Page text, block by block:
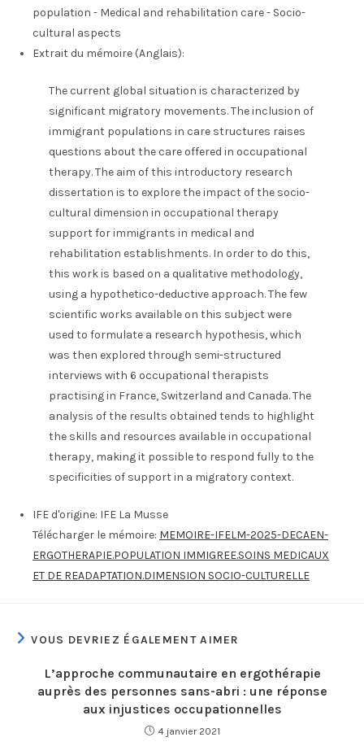
population - Medical and rehabilitation care - Socio-
cultural aspects
Extrait du mémoire (Anglais):
The current global situation is characterized by
significant migratory movements. The inclusion of
immigrant populations in care structures raises
questions about the care offered in occupational
therapy. The aim of this introductory research
dissertation is to explore the impact of the socio-
cultural dimension in occupational therapy
support for immigrants in medical and
rehabilitation establishments. In order to do this,
this work is based on a qualitative methodology,
using a hypothetico-deductive approach. The few
scientific works available on this subject were
used to formulate a research hypothesis, which
was then explored through semi-structured
interviews with 6 occupational therapists
practising in France, Switzerland and Canada. The
analysis of the results obtained tends to highlight
the skills and resources available in occupational
therapy, making it possible to respond fully to the
specificities of support in a migratory context.
IFE d'origine: IFE La Musse
Télécharger le mémoire: MEMOIRE-IFELM-2025-DECAEN-
ERGOTHERAPIE.POPULATION IMMIGREE.SOINS MEDICAUX
ET DE READAPTATION.DIMENSION SOCIO-CULTURELLE
VOUS DEVRIEZ ÉGALEMENT AIMER
L’approche communautaire en ergothérapie
auprès des personnes sans-abri : une réponse
aux injustices occupationnelles
4 janvier 2021